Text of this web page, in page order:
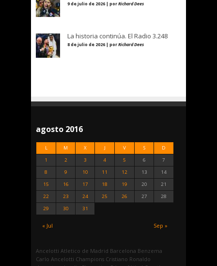
9 de julio de 2026 | porRichard Dees
La historia continúa. El Radio 3.248
8 de julio de 2026 | porRichard Dees
agosto 2016
L M X J V S D
« Jul Sep »
1 2 3 4 5 6
7
8
9 10 11 12 13
14
15
16 17 18 19 20
21
22
23 24 25 26 27
28
29
30 31
Ancelotti Atletico de Madrid Barcelona Benzema
Carlo Ancelotti Champions Cristiano Ronaldo